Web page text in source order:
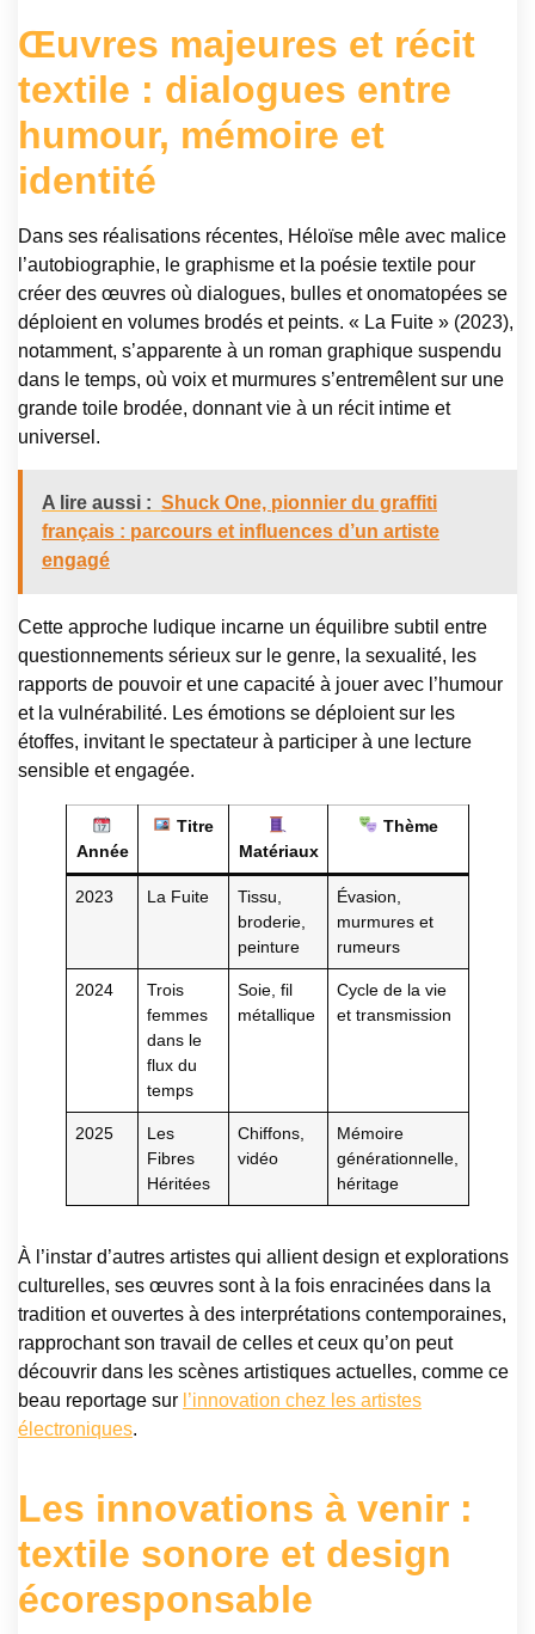
Œuvres majeures et récit
textile : dialogues entre
humour, mémoire et
identité
Dans ses réalisations récentes, Héloïse mêle avec malice
l’autobiographie, le graphisme et la poésie textile pour
créer des œuvres où dialogues, bulles et onomatopées se
déploient en volumes brodés et peints. « La Fuite » (2023),
notamment, s’apparente à un roman graphique suspendu
dans le temps, où voix et murmures s’entremêlent sur une
grande toile brodée, donnant vie à un récit intime et
universel.
A lire aussi : Shuck One, pionnier du graffiti
français : parcours et influences d’un artiste
engagé
Cette approche ludique incarne un équilibre subtil entre
questionnements sérieux sur le genre, la sexualité, les
rapports de pouvoir et une capacité à jouer avec l’humour
et la vulnérabilité. Les émotions se déploient sur les
étoffes, invitant le spectateur à participer à une lecture
sensible et engagée.
Année
Titre
Matériaux
Thème
2023 La Fuite
Tissu,
broderie,
peinture
Évasion,
murmures et
rumeurs
2024
Trois
femmes
dans le
flux du
temps
Soie, fil
métallique
Cycle de la vie
et transmission
2025
Les
Fibres
Héritées
Chiffons,
vidéo
Mémoire
générationnelle,
héritage
À l’instar d’autres artistes qui allient design et explorations
culturelles, ses œuvres sont à la fois enracinées dans la
tradition et ouvertes à des interprétations contemporaines,
rapprochant son travail de celles et ceux qu’on peut
découvrir dans les scènes artistiques actuelles, comme ce
beau reportage sur l’innovation chez les artistes
électroniques.
Les innovations à venir :
textile sonore et design
écoresponsable